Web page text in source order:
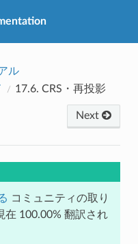
ル
17.6. CRS・再投影
Next
コミュニティの取り
在 100.00% 翻訳され